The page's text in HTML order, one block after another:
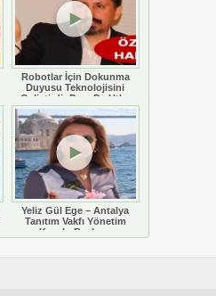
Robotlar İçin Dokunma
Duyusu Teknolojisini
Geliştirdi: Doç. Dr. Utku
Büyükşahin
Yeliz Gül Ege – Antalya
Tanıtım Vakfı Yönetim
Kurulu Başkanı